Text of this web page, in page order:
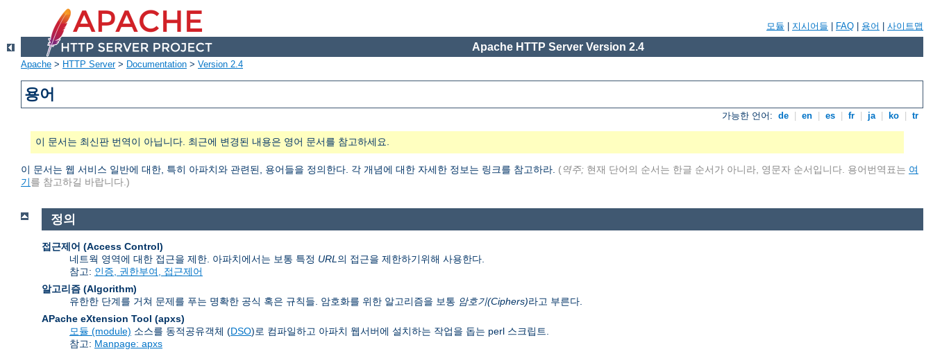
모듈 지시어들 FAQ 용어 사이트맵
Apache HTTP Server Version 2.4
Apache > HTTP Server> Documentation > Version 2.4
용어
가능한 언어: de en es fr ja ko tr
이 문서는 최신판 번역이 아닙니다. 최근에 변경된 내용은 영어 문서를 참고하세요.
이 문서는 웹 서비스 일반에 대한, 특히 아파치와 관련된, 용어들을 정의한다. 각 개념에 대한 자세한 정보는 링크를 참고하라. (역주; 현재 단어의 순서는 한글 순서가 아니라, 영문자 순서입니다. 용어번역표는 여
기를 참고하길 바랍니다.)
정의
접근제어 (Access Control)
네트웍 영역에 대한 접근을 제한. 아파치에서는 보통 특정 URL 의 접근을 제한하기위해 사용한다.
참고: 인증, 권한부여, 접근제어
알고리즘 (Algorithm)
유한한 단계를 거쳐 문제를 푸는 명확한 공식 혹은 규칙들. 암호화를 위한 알고리즘을 보통 암호기(Ciphers)라고 부른다.
APache eXtension Tool (apxs)
모듈 (module) 소스를 동적공유객체 (DSO)로 컴파일하고 아파치 웹서버에 설치하는 작업을 돕는 perl 스크립트.
참고: Manpage: apxs